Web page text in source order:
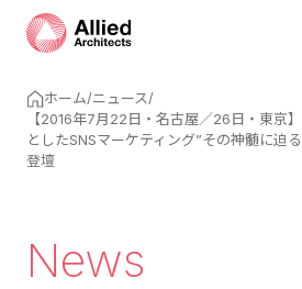
ホーム/ニュース/
【2016年7月22日・名古屋／26日・東京
としたSNSマーケティング”その神髄に迫
登壇
News